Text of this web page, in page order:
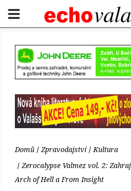
Domů Zpravodajství
Kultura
Zerocalypse Valmez vol. 2:
Arch of Hell a From Insight